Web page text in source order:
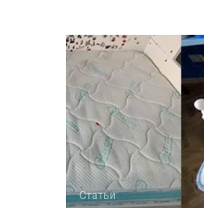
Статьи